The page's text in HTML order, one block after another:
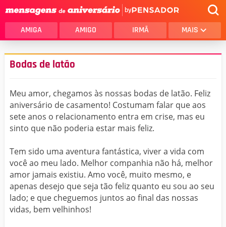
by
AMIGA AMIGO IRMÃ MAIS
Bodas de latão
Meu amor, chegamos às nossas bodas de latão. Feliz
aniversário de casamento! Costumam falar que aos
sete anos o relacionamento entra em crise, mas eu
sinto que não poderia estar mais feliz.
Tem sido uma aventura fantástica, viver a vida com
você ao meu lado. Melhor companhia não há, melhor
amor jamais existiu. Amo você, muito mesmo, e
apenas desejo que seja tão feliz quanto eu sou ao seu
lado; e que cheguemos juntos ao final das nossas
vidas, bem velhinhos!